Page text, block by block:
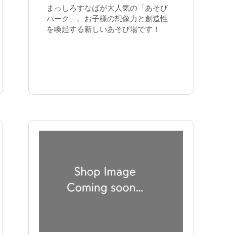
まっしろすなばが大人気の「あそび
パーク」。お子様の想像力と創造性
を喚起する新しいあそび場です！